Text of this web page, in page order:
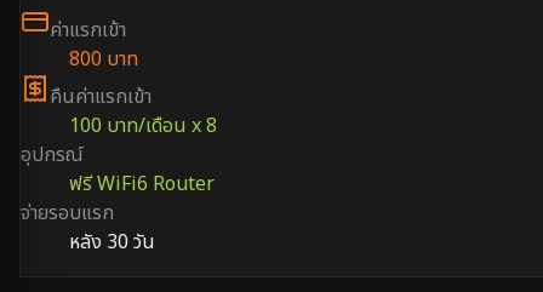
ค่าแรกเข้า
800 บาท
คืนค่าแรกเข้า
100 บาท/เดือน x 8
อุปกรณ์
ฟรี WiFi6 Router
จ่ายรอบแรก
หลัง 30 วัน